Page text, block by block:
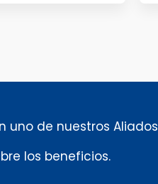
uno de nuestros Aliados
los beneficios.